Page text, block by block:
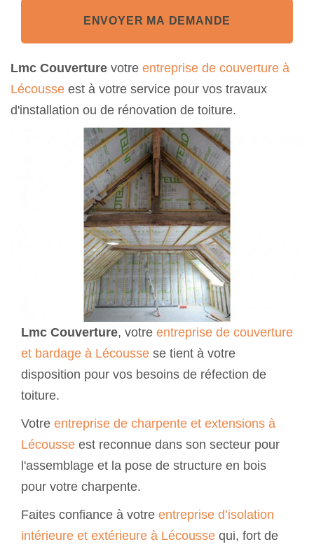
ENVOYER MA DEMANDE
Lmc Couverture votre entreprise de couverture à
Lécousse est à votre service pour vos travaux
d'installation ou de rénovation de toiture.
Lmc Couverture, votre entreprise de couverture
et bardage à Lécousse se tient à votre
disposition pour vos besoins de réfection de
toiture.
Votre entreprise de charpente et extensions à
Lécousse est reconnue dans son secteur pour
l'assemblage et la pose de structure en bois
pour votre charpente.
Faites confiance à votre entreprise d’isolation
intérieure et extérieure à Lécousse qui, fort de